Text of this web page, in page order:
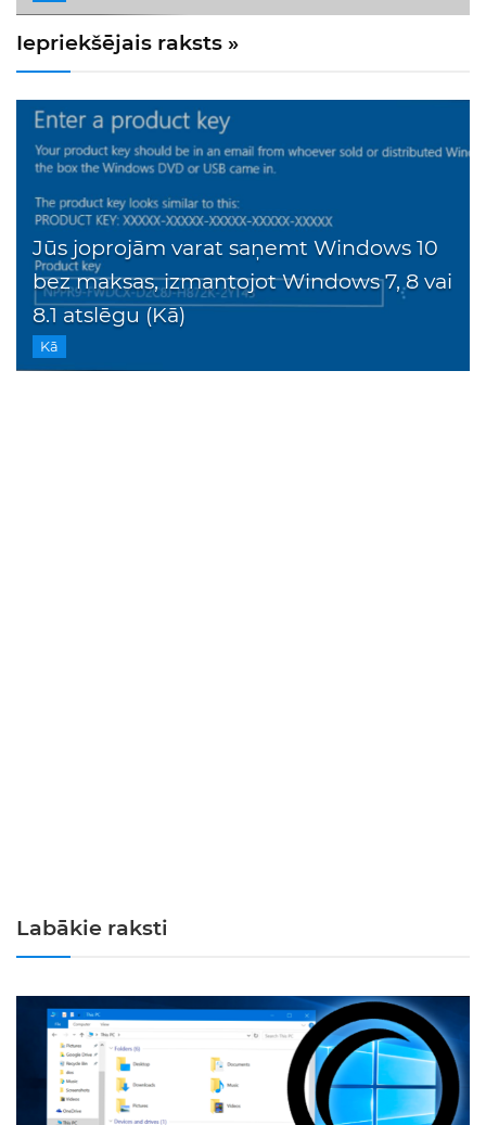
Iepriekšējais raksts »
Jūs joprojām varat saņemt Windows 10
bez maksas, izmantojot Windows 7, 8 vai
8.1 atslēgu (Kā)
Kā
Labākie raksti